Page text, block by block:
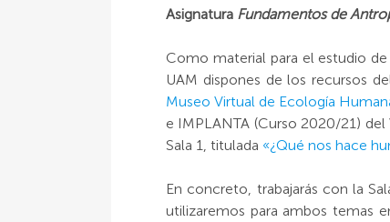
Asignatura Fundamentos de
Como material para el estudio
UAM dispones de los recursos
Museo Virtual de Ecología
e IMPLANTA (Curso 2020/21)
Sala 1, titulada «¿Qué nos hace
En concreto, trabajarás con la
utilizaremos para ambos temas